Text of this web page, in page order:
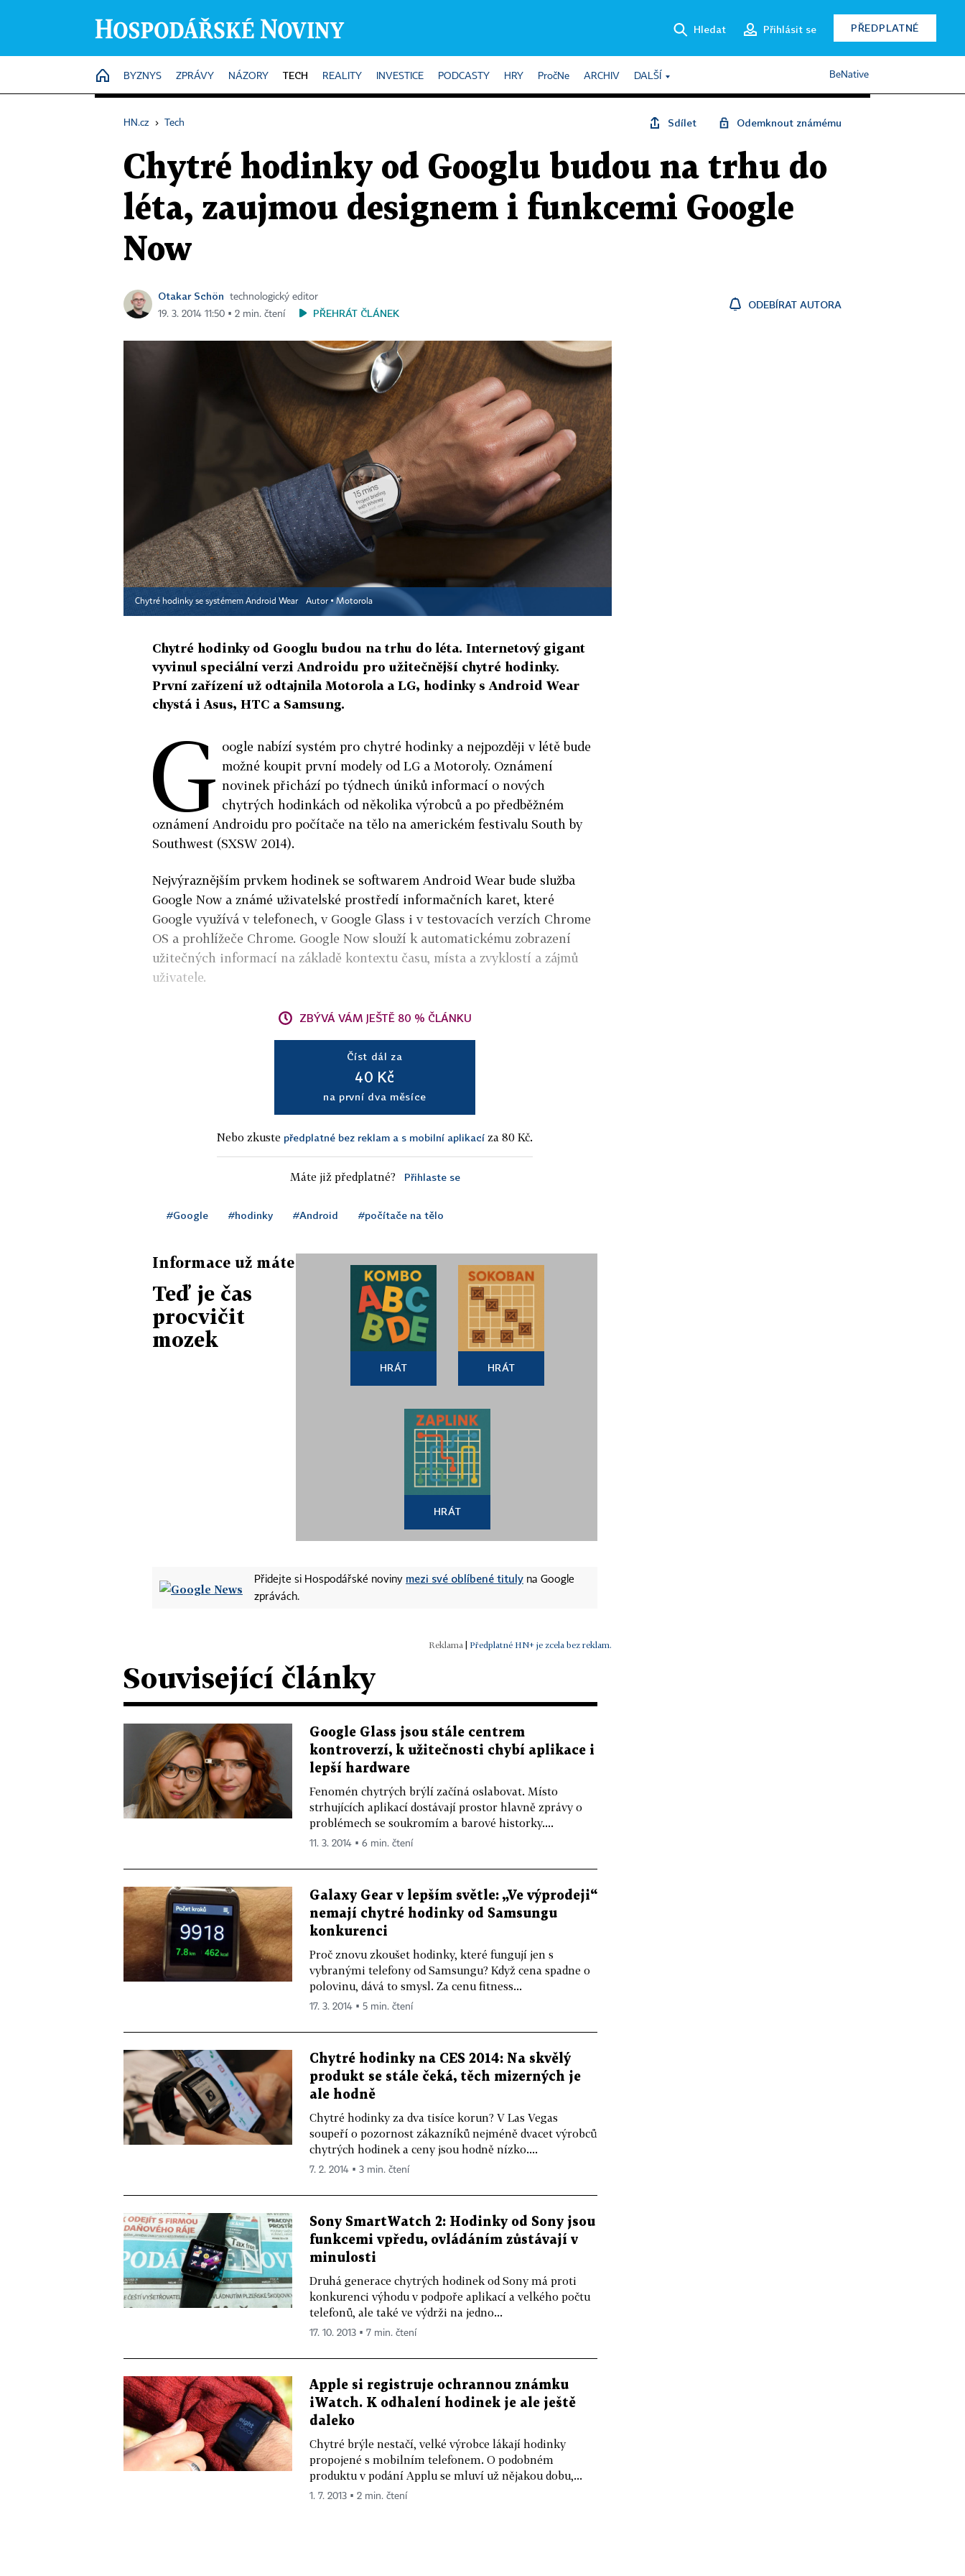
Hledat Přihlásit se PŘEDPLATNÉ
HOME
BYZNYS ZPRÁVY NÁZORY TECH REALITY INVESTICE PODCASTY HRY PročNe ARCHIV DALŠÍ BeNative
HN.cz › Tech Sdílet Odemknout známému
Chytré hodinky od Googlu budou na trhu do
léta, zaujmou designem i funkcemi Google
Now
Otakar Schön
technologický editor
19. 3. 2014 11:50 ▪ 2 min. čtení
PŘEHRÁT ČLÁNEK
ODEBÍRAT AUTORA
Chytré hodinky se systémem Android Wear Autor ▪ Motorola
Chytré hodinky od Googlu budou na trhu do léta. Internetový gigant
vyvinul speciální verzi Androidu pro užitečnější chytré hodinky.
První zařízení už odtajnila Motorola a LG, hodinky s Android Wear
chystá i Asus, HTC a Samsung.
G oogle nabízí systém pro chytré hodinky a nejpozději v létě bude
možné koupit první modely od LG a Motoroly. Oznámení
novinek přichází po týdnech úniků informací o nových
chytrých hodinkách od několika výrobců a po předběžném
oznámení Androidu pro počítače na tělo na americkém festivalu South by
Southwest (SXSW 2014).
Nejvýraznějším prvkem hodinek se softwarem Android Wear bude služba
Google Now a známé uživatelské prostředí informačních karet, které
Google využívá v telefonech, v Google Glass i v testovacích verzích Chrome
OS a prohlížeče Chrome. Google Now slouží k automatickému zobrazení
užitečných informací na základě kontextu času, místa a zvyklostí a zájmů
uživatele.
ZBÝVÁ VÁM JEŠTĚ 80 % ČLÁNKU
Číst dál za
40 Kč
na první dva měsíce
Nebo zkuste předplatné bez reklam a s mobilní aplikací za 80 Kč.
Máte již předplatné? Přihlaste se
#Google #hodinky #Android #počítače na tělo
Informace už máte
Teď je čas
procvičit
mozek
HRÁT HRÁT
HRÁT
Přidejte si Hospodářské noviny mezi své oblíbené tituly na Google
zprávách.
| Předplatné HN+ je zcela bez reklam.
Související články
Google Glass jsou stále centrem
kontroverzí, k užitečnosti chybí aplikace i
lepší hardware
Fenomén chytrých brýlí začíná oslabovat. Místo
strhujících aplikací dostávají prostor hlavně zprávy o
problémech se soukromím a barové historky....
11. 3. 2014 ▪ 6 min. čtení
Galaxy Gear v lepším světle: „Ve výprodeji“
nemají chytré hodinky od Samsungu
konkurenci
Proč znovu zkoušet hodinky, které fungují jen s
vybranými telefony od Samsungu? Když cena spadne o
polovinu, dává to smysl. Za cenu fitness...
17. 3. 2014 ▪ 5 min. čtení
Chytré hodinky na CES 2014: Na skvělý
produkt se stále čeká, těch mizerných je
ale hodně
Chytré hodinky za dva tisíce korun? V Las Vegas
soupeří o pozornost zákazníků nejméně dvacet výrobců
chytrých hodinek a ceny jsou hodně nízko....
7. 2. 2014 ▪ 3 min. čtení
Sony SmartWatch 2: Hodinky od Sony jsou
funkcemi vpředu, ovládáním zůstávají v
minulosti
Druhá generace chytrých hodinek od Sony má proti
konkurenci výhodu v podpoře aplikací a velkého počtu
telefonů, ale také ve výdrži na jedno...
17. 10. 2013 ▪ 7 min. čtení
Apple si registruje ochrannou známku
iWatch. K odhalení hodinek je ale ještě
daleko
Chytré brýle nestačí, velké výrobce lákají hodinky
propojené s mobilním telefonem. O podobném
produktu v podání Applu se mluví už nějakou dobu,...
1. 7. 2013 ▪ 2 min. čtení